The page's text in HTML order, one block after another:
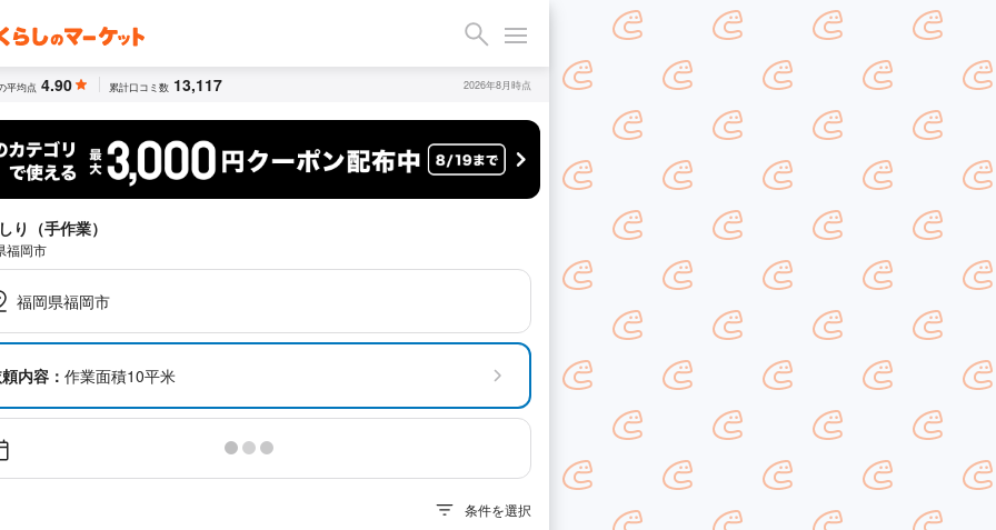
平均点 4.90 累計口コミ数 13,117 2026年8月時点
り（手作業）
福岡市
福岡県福岡市
内容： 作業面積10平米
条件を選択